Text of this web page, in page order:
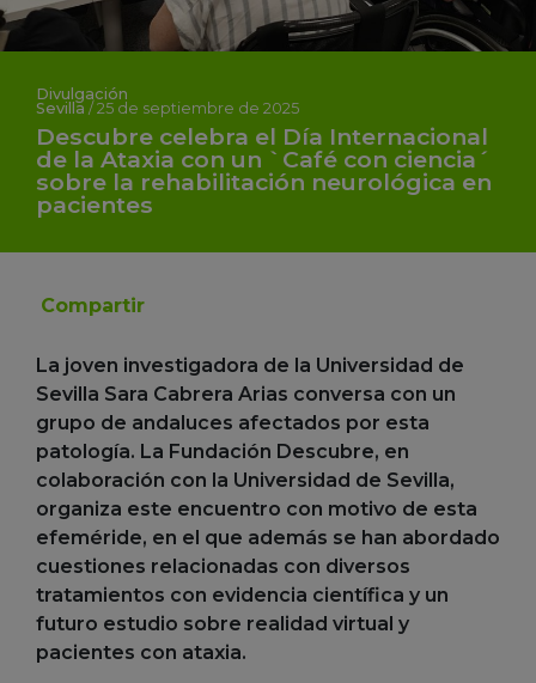
Divulgación
Sevilla / 25 de septiembre de 2025
Descubre celebra el Día Internacional
de la Ataxia con un `Café con ciencia´
sobre la rehabilitación neurológica en
pacientes
Compartir
La joven investigadora de la Universidad de
Sevilla Sara Cabrera Arias conversa con un
grupo de andaluces afectados por esta
patología. La Fundación Descubre, en
colaboración con la Universidad de Sevilla,
organiza este encuentro con motivo de esta
efeméride, en el que además se han abordado
cuestiones relacionadas con diversos
tratamientos con evidencia científica y un
futuro estudio sobre realidad virtual y
pacientes con ataxia.